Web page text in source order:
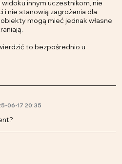
widoku innym uczestnikom, nie
i nie stanowią zagrożenia dla
mogą mieć jednak własne
to bezpośrednio u
06-17 20:35